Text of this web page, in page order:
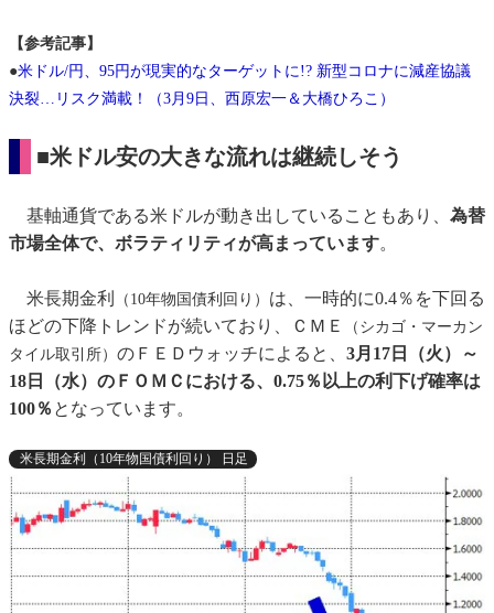
【参考記事】
●米ドル/円、95円が現実的なターゲットに!? 新型コロナに減産協議
決裂…リスク満載！（3月9日、西原宏一＆大橋ひろこ）
■米ドル安の大きな流れは継続しそう
基軸通貨である米ドルが動き出していることもあり、 為替
市場全体で、ボラティリティが高まっています。
米長期金利 （10年物国債利回り） は、一時的に0.4％を下回る
ほどの下降トレンドが続いており、ＣＭＥ
（シカゴ・マーカン
タイル取引所） のＦＥＤウォッチによると、 3月17日（火）～
18日（水）のＦＯＭＣにおける、0.75％以上の利下げ確率は
100％ となっています。
米長期金利（10年物国債利回り） 日足